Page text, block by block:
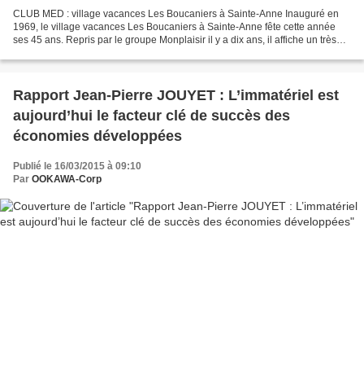
CLUB MED : village vacances Les Boucaniers à Sainte-Anne Inauguré en
1969, le village vacances Les Boucaniers à Sainte-Anne fête cette année
ses 45 ans. Repris par le groupe Monplaisir il y a dix ans, il affiche un très
Rapport Jean-Pierre JOUYET : L’immatériel est
aujourd’hui le facteur clé de succès des
économies développées
Publié le 16/03/2015 à 09:10
Par OOKAWA-Corp